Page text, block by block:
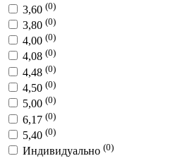
3,60 (0)
3,80 (0)
4,00 (0)
4,08 (0)
4,48 (0)
4,50 (0)
5,00 (0)
6,17 (0)
5,40 (0)
Индивидуально (0)